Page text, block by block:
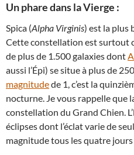
Un phare dans la Vierge :
Spica (Alpha Virginis) est la plus
Cette constellation est surtout
de plus de 1.500 galaxies dont
aussi l’Épi) se situe à plus de 250
magnitudede 1, c’est la
nocturne. Je vous rappelle que
constellation du Grand Chien.
éclipses dont l’éclat varie de
magnitude tous les quatre